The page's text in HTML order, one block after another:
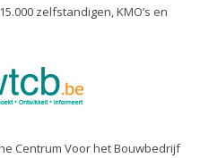
zelfstandigen, KMO’s en
Centrum Voor het Bouwbedrijf